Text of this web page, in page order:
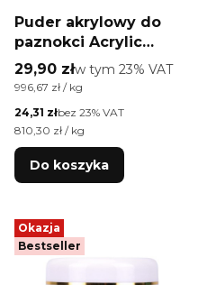
Puder akrylowy do
paznokci Acrylic
Powder
Allepaznokcie clear
Cena brutto
29,90 złw tym %s VAT
w tym 23% VAT
Cena jednostkowa brutto
996,67 zł / kg
Cena netto
24,31 złbez 23% VAT
Cena jednostkowa netto
810,30 zł / kg
Do koszyka
Okazja
Bestseller